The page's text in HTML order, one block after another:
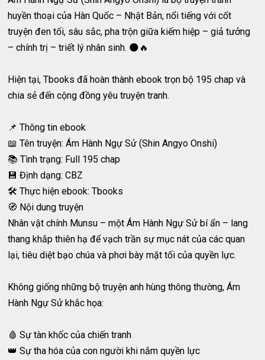
huyền thoại của Hàn Quốc – Nhật Bản, nổi tiếng với cốt
truyện đen tối, sâu sắc, pha trộn giữa kiếm hiệp – giả tưởng
– chính trị – triết lý nhân sinh. 🌑🔥
Hiện tại, Tbooks đã hoàn thành ebook trọn bộ 195 chap và
chia sẻ đến cộng đồng yêu truyện tranh.
📌 Thông tin ebook
📖 Tên truyện: Ám Hành Ngự Sử (Shin Angyo Onshi)
📚 Tình trạng: Full 195 chap
💾 Định dạng: CBZ
🛠 Thực hiện ebook: Tbooks
🧭 Nội dung truyện
Nhân vật chính Munsu – một Ám Hành Ngự Sử bí ẩn – lang
thang khắp thiên hạ để vạch trần sự mục nát của các quan
lại, tiêu diệt bạo chúa và phơi bày mặt tối của quyền lực.
Không giống những bộ truyện anh hùng thông thường, Ám
Hành Ngự Sử khắc họa:
🩸 Sự tàn khốc của chiến tranh
👑 Sự tha hóa của con người khi nắm quyền lực